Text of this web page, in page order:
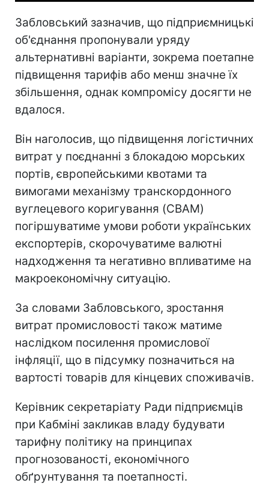
Забловський зазначив, що підприємницькі
об'єднання пропонували уряду
альтернативні варіанти, зокрема поетапне
підвищення тарифів або менш значне їх
збільшення, однак компромісу досягти не
вдалося.
Він наголосив, що підвищення логістичних
витрат у поєднанні з блокадою морських
портів, європейськими квотами та
вимогами механізму транскордонного
вуглецевого коригування (CBAM)
погіршуватиме умови роботи українських
експортерів, скорочуватиме валютні
надходження та негативно впливатиме на
макроекономічну ситуацію.
За словами Забловського, зростання
витрат промисловості також матиме
наслідком посилення промислової
інфляції, що в підсумку позначиться на
вартості товарів для кінцевих споживачів.
Керівник секретаріату Ради підприємців
при Кабміні закликав владу будувати
тарифну політику на принципах
прогнозованості, економічного
обґрунтування та поетапності.